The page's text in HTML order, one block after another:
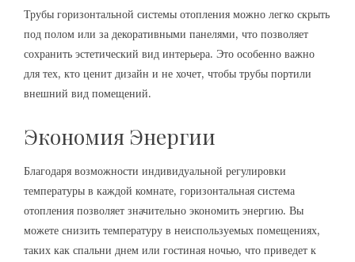
Трубы горизонтальной системы отопления можно легко скрыть
под полом или за декоративными панелями, что позволяет
сохранить эстетический вид интерьера. Это особенно важно
для тех, кто ценит дизайн и не хочет, чтобы трубы портили
внешний вид помещений.
Экономия Энергии
Благодаря возможности индивидуальной регулировки
температуры в каждой комнате, горизонтальная система
отопления позволяет значительно экономить энергию. Вы
можете снизить температуру в неиспользуемых помещениях,
таких как спальни днем или гостиная ночью, что приведет к